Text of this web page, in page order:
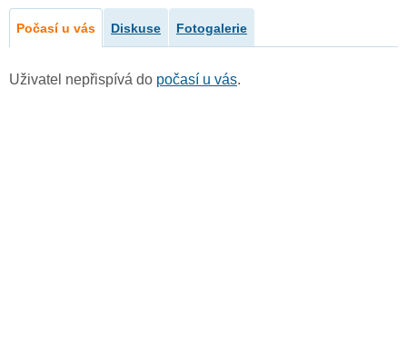
Počasí u vás Diskuse Fotogalerie
Uživatel nepřispívá do počasí u vás.